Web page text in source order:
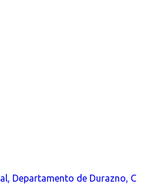
Departamento de Durazno, C